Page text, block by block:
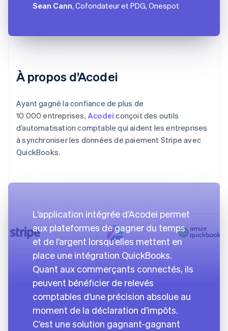
Sean Cann, Cofondateur et PDG, Onespot
À propos d’Acodei
Ayant gagné la confiance de plus de
10 000 entreprises, Acodei conçoit des outils
d’automatisation comptable qui aident les entreprises
à synchroniser les données de paiement Stripe avec
QuickBooks.
L’application intégrée d’Acodei permet
aux plateformes de gagner du temps
et de l’argent lorsqu’elles mettent en
place une intégration QuickBooks.
Quant aux commerçants connectés, ils
peuvent bénéficier de relevés
comptables d’une précision absolue au
moment de la déclaration d’impôts.
C’est une solution gagnant-gagnant